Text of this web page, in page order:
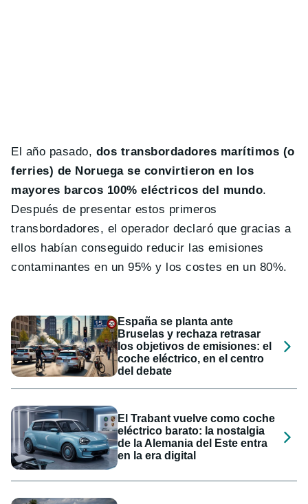
El año pasado, dos transbordadores marítimos (o
ferries) de Noruega se convirtieron en los
mayores barcos 100% eléctricos del mundo.
Después de presentar estos primeros
transbordadores, el operador declaró que gracias a
ellos habían conseguido reducir las emisiones
contaminantes en un 95% y los costes en un 80%.
España se planta ante
Bruselas y rechaza retrasar
los objetivos de emisiones: el
coche eléctrico, en el centro
del debate
El Trabant vuelve como coche
eléctrico barato: la nostalgia
de la Alemania del Este entra
en la era digital